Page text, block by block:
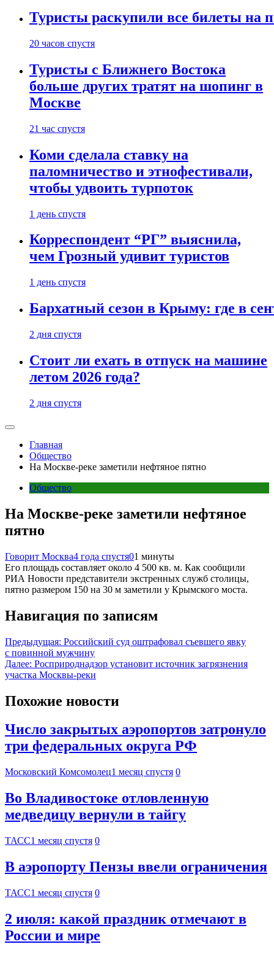
Туристы раскупили все билеты на
20 часов спустя
Туристы с Ближнего Востока
больше других тратят на шопинг в
Москве
21 час спустя
Коми сделала ставку на
паломничество и этнофестивали,
чтобы удвоить турпоток
1 день спустя
Корреспондент “РГ” выяснила,
чем Грозный удивит туристов
1 день спустя
Бархатный сезон в Крыму: где в
2 дня спустя
Стоит ли ехать в отпуск на машине
летом 2026 года?
2 дня спустя
Главная
Общество
На Москве-реке заметили нефтяное пятно
Общество
На Москве-реке заметили нефтяное
пятно
Говорит Москва4 года спустя01 минуты
Его площадь составляет около 4 500 кв. м. Как сообщили
РИА Новости представители экстренных служб столицы,
пятно размером 150 на 30 м заметили у Крымского моста.
Навигация по записям
Предыдущая: Российский суд оштрафовал съевшего явку
с повинной мужчину
Далее: Росприроднадзор установит источник загрязнения
участка Москвы-реки
Похожие новости
Число закрытых аэропортов затронуло
три федеральных округа РФ
Московский Комсомолец1 месяц спустя 0
Во Владивостоке отловленную
медведицу вернули в тайгу
ТАСС1 месяц спустя 0
В аэропорту Пензы ввели ограничения
ТАСС1 месяц спустя 0
2 июля: какой праздник отмечают в
России и мире